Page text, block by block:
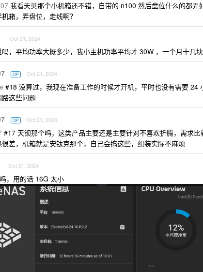
我看天贝那个小机箱还不错，自带的 n100 然后盘位什么的都
箱，弄盘位，走线啊？
Oct 21, 2024
，平均功率大概多少，我小主机功率平均才 30W ，一个月十几
OP Oct 21, 2024
#18 没算过，我现在准备工作的时候才开机，平时也没有需要 24
这些问题
OP Oct 21, 2024
#17 天钡那个吗，这类产品主要还是主要针对不喜欢折腾，需求
差，机箱就是安钛克那个，自己会搞这些，组装实际不麻烦
Oct 21, 2024
，用的话 16G 太小